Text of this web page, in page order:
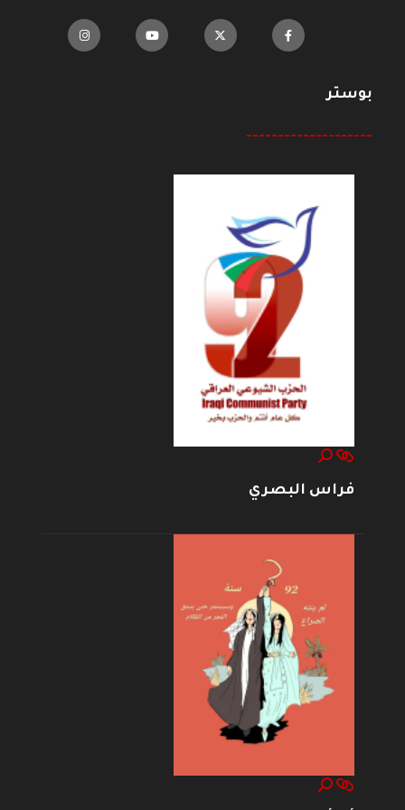
بوستر
--------------------
فراس البصري